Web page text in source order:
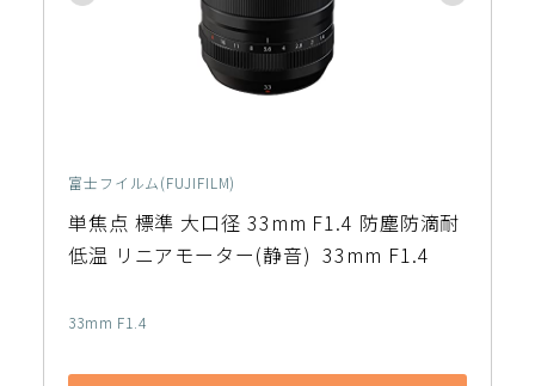
富士フイルム(FUJIFILM)
単焦点 標準 大口径 33mm F1.4 防塵防滴耐
低温 リニアモーター(静音)  33mm F1.4
33mm F1.4